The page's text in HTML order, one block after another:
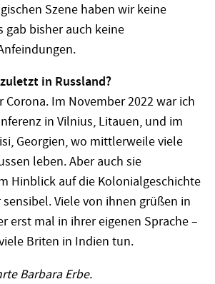
Szene haben wir keine
gab bisher auch keine
in Russland?
Corona. Im November 2022 war ich
in Vilnius, Litauen, und im
Georgien, wo mittlerweile viele
leben. Aber auch sie
Hinblick auf die Kolonialgeschichte
Viele von ihnen grüßen in
erst mal in ihrer eigenen Sprache –
Briten in Indien tun.
Barbara Erbe.